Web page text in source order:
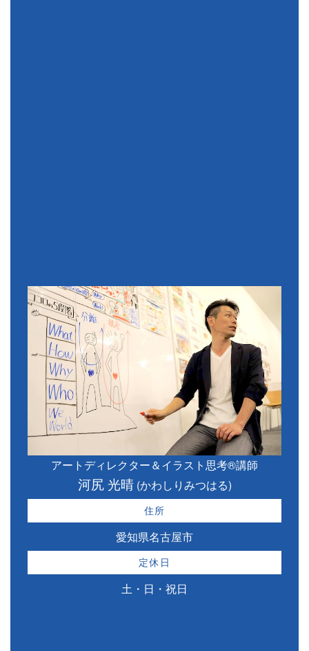
アートディレクター＆イラスト思考®講師
河尻 光晴(かわしりみつはる)
住所
愛知県名古屋市
定休日
土・日・祝日